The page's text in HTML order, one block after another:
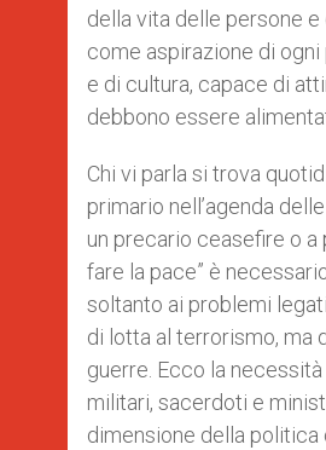
della vita delle persone
come aspirazione di
e di cultura, capace di
debbono essere
Chi vi parla si trova
primario nell’agenda
un precario ceasefire o
fare la pace” è
soltanto ai problemi
di lotta al terrorismo, ma
guerre. Ecco la
militari, sacerdoti e
dimensione della politica